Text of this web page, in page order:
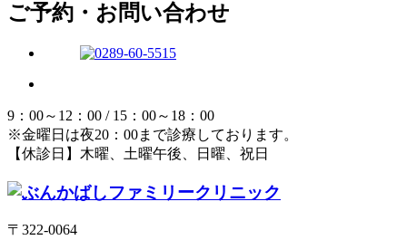
ご予約・お問い合わせ
9：00～12：00 / 15：00～18：00
※金曜日は夜20：00まで診療しております。
【休診日】木曜、土曜午後、日曜、祝日
〒322-0064